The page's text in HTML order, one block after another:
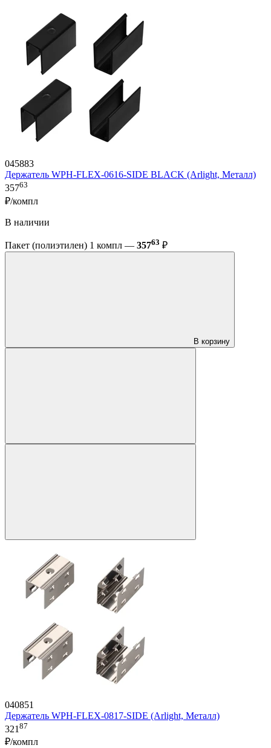
045883
Держатель WPH-FLEX-0616-SIDE BLACK (Arlight, Металл)
35763
₽/компл
В наличии
Пакет (полиэтилен) 1 компл — 35763 ₽
В корзину
040851
Держатель WPH-FLEX-0817-SIDE (Arlight, Металл)
32187
₽/компл